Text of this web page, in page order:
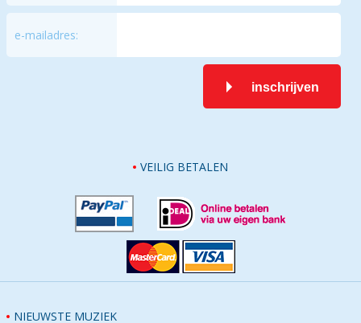
e-mailadres:
inschrijven
VEILIG BETALEN
NIEUWSTE MUZIEK